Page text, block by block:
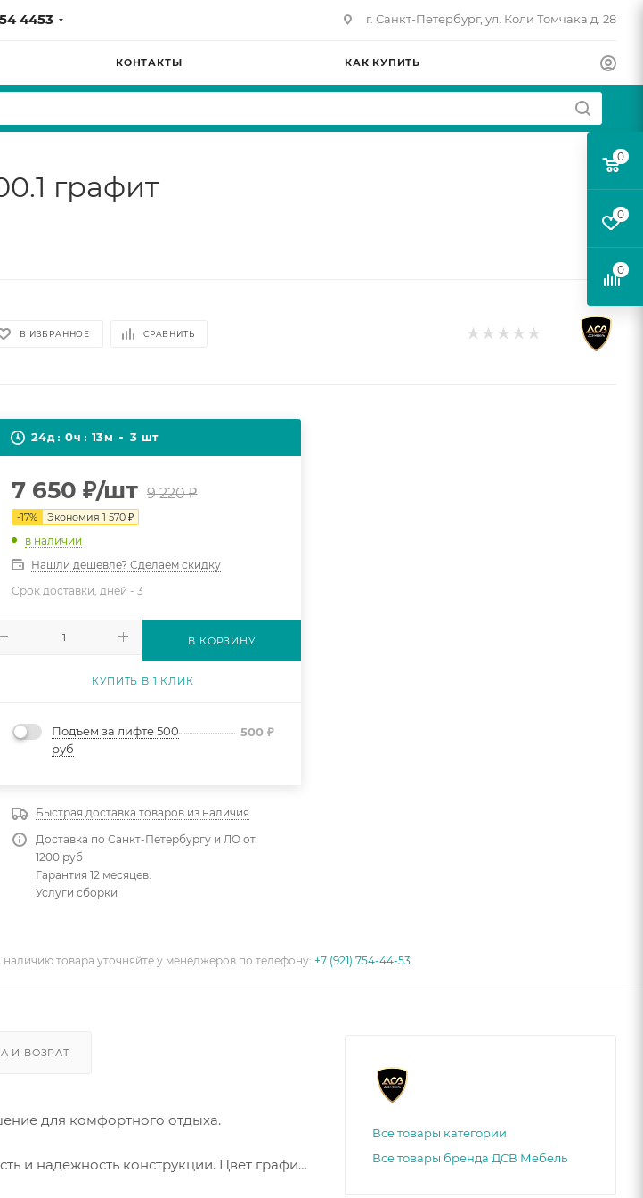
4453 г. Санкт-Петербург, ул. Коли Томчака д. 28
КОНТАКТЫ КАК КУПИТЬ
графит
В ИЗБРАННОЕ СРАВНИТЬ
24д 0ч 13м 3 шт
7 650 ₽/шт 9 220₽
-17% Экономия1 570 ₽
в наличии
Нашли дешевле? Сделаем скидку
Срок доставки, дней -3
В КОРЗИНУ
КУПИТЬ В 1 КЛИК
Подъем за лифте 500
руб
500₽
Быстрая доставка товаров из наличия
Доставка по Санкт-Петербургу и ЛО от
1200 руб
Гарантия 12 месяцев.
Услуги сборки
наличию товара уточняйте у менеджеров по телефону:+7 (921) 754-44-53
И ВОЗРАТ
для комфортного отдыха.
и надежность конструкции. Цвет графит
Все товары категории
Все товары бренда ДСВ Мебель
0
0
0